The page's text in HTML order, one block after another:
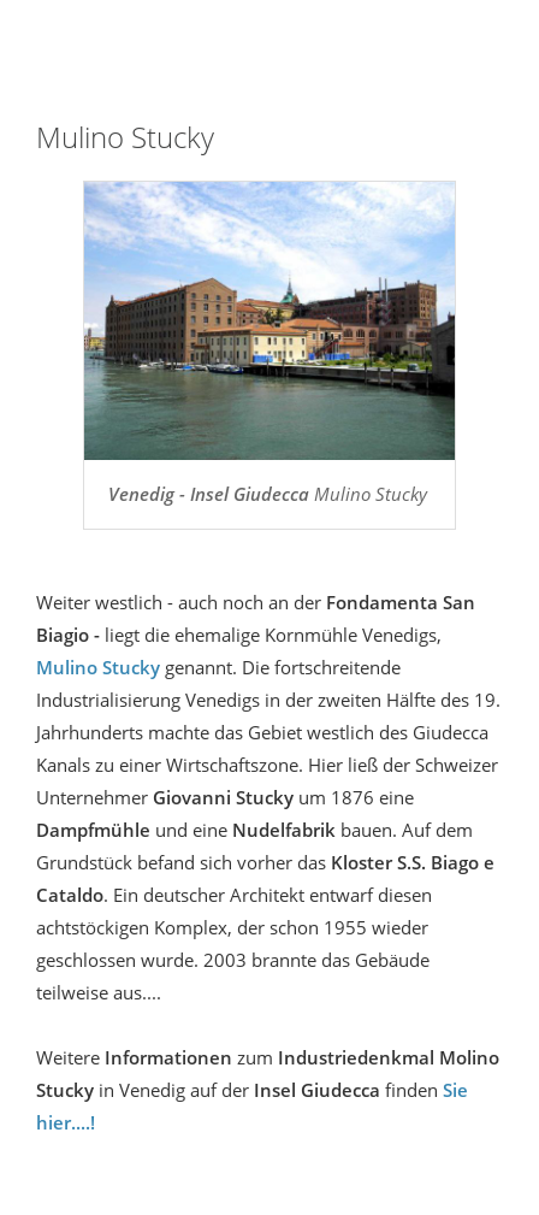
Mulino Stucky
Venedig - Insel GiudeccaMulino Stucky
Weiter westlich - auch noch an der Fondamenta San
Biagio - liegt die ehemalige Kornmühle Venedigs,
Mulino Stucky genannt. Die fortschreitende
Industrialisierung Venedigs in der zweiten Hälfte des 19.
Jahrhunderts machte das Gebiet westlich des Giudecca
Kanals zu einer Wirtschaftszone. Hier ließ der Schweizer
Unternehmer Giovanni Stucky um 1876 eine
Dampfmühle und eine Nudelfabrik bauen. Auf dem
Grundstück befand sich vorher das Kloster S.S. Biago e
Cataldo. Ein deutscher Architekt entwarf diesen
achtstöckigen Komplex, der schon 1955 wieder
geschlossen wurde. 2003 brannte das Gebäude
teilweise aus....
Weitere Informationen zum Industriedenkmal Molino
Stucky in Venedig auf der Insel Giudecca finden Sie
hier....!